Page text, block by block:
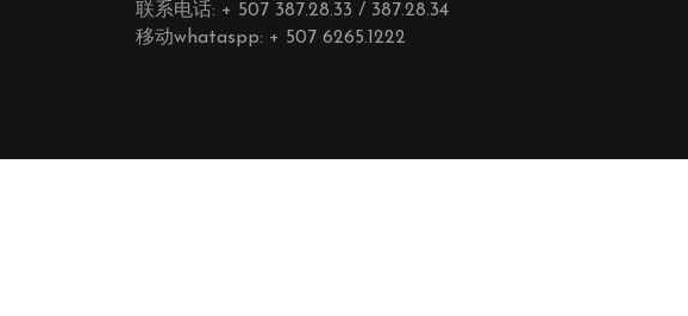
联系电话: + 507 387.28.33 / 387.28.34
移动whataspp: + 507 6265.1222